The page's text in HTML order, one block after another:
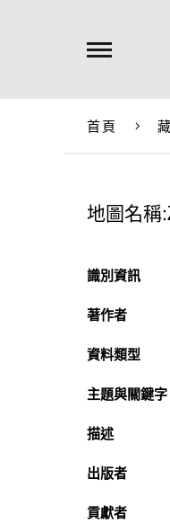
首頁
地圖名稱
識別資訊
著作者
資料類型
主題與關鍵字
描述
出版者
貢獻者